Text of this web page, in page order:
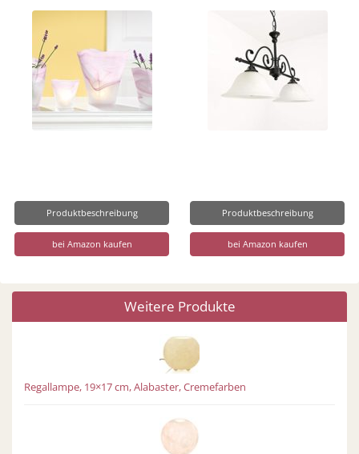
Produktbeschreibung
bei Amazon kaufen
Produktbeschreibung
bei Amazon kaufen
Weitere Produkte
Regallampe, 19×17 cm, Alabaster, Cremefarben